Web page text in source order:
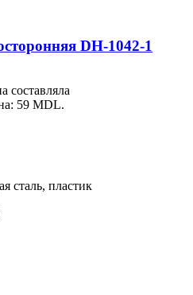
DH-1042-1
составляла
59 MDL.
сталь, пластик